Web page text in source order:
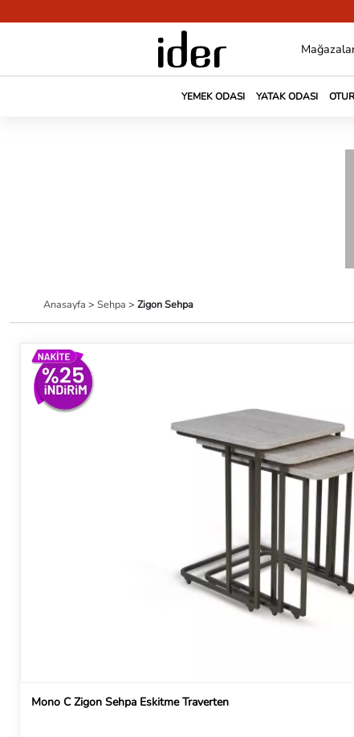
YEMEK ODASI YATAK ODASI
Anasayfa > Sehpa > Zigon Sehpa
Mono C Zigon Sehpa Eskitme Traverten